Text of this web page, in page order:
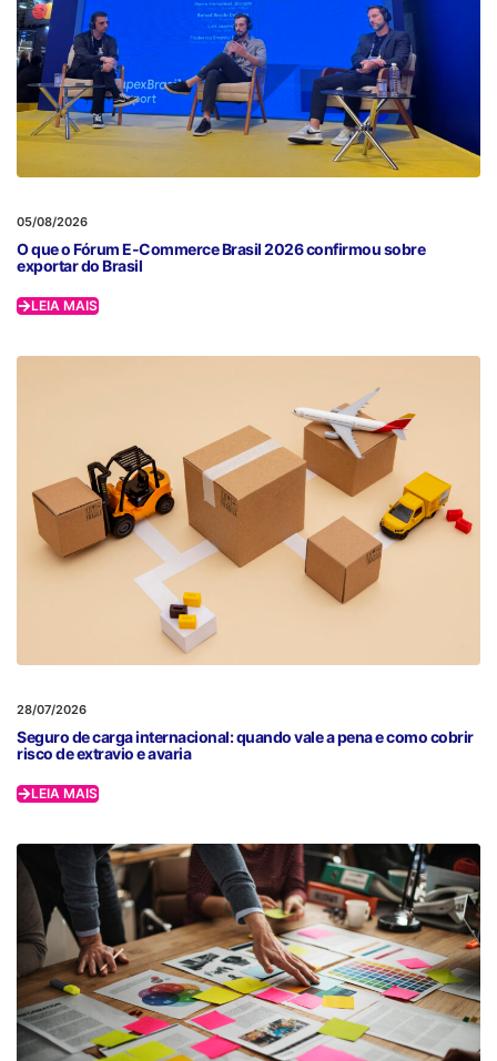
05/08/2026
O que o Fórum E-Commerce Brasil 2026 confirmou sobre
exportar do Brasil
LEIA MAIS
28/07/2026
Seguro de carga internacional: quando vale a pena e como cobrir
risco de extravio e avaria
LEIA MAIS